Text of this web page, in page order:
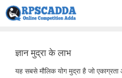
Skip
to
ज्ञान मुद्रा के लाभ
यह सबसे मौलिक योग मुद्रा है जो